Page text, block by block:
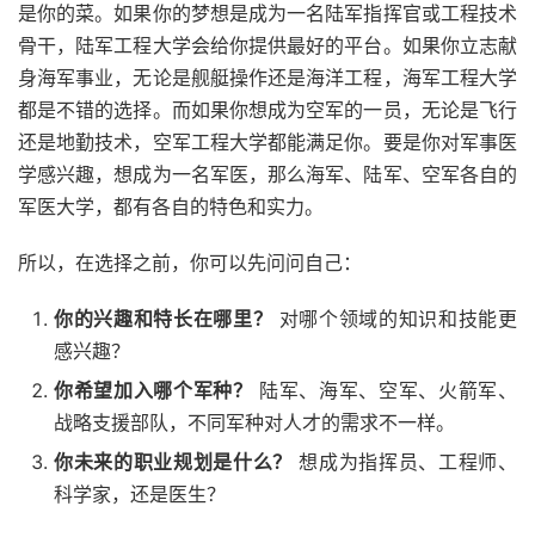
是你的菜。如果你的梦想是成为一名陆军指挥官或工程技术
骨干，陆军工程大学会给你提供最好的平台。如果你立志献
身海军事业，无论是舰艇操作还是海洋工程，海军工程大学
都是不错的选择。而如果你想成为空军的一员，无论是飞行
还是地勤技术，空军工程大学都能满足你。要是你对军事医
学感兴趣，想成为一名军医，那么海军、陆军、空军各自的
军医大学，都有各自的特色和实力。
所以，在选择之前，你可以先问问自己：
你的兴趣和特长在哪里？
对哪个领域的知识和技能更
感兴趣？
你希望加入哪个军种？
陆军、海军、空军、火箭军、
战略支援部队，不同军种对人才的需求不一样。
你未来的职业规划是什么？
想成为指挥员、工程师、
科学家，还是医生？